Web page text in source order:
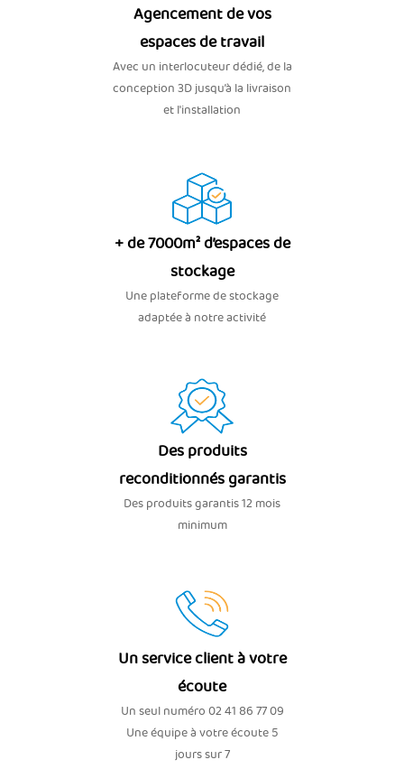
Agencement de vos
espaces de travail
Avec un interlocuteur dédié, de la
conception 3D jusqu’à la livraison
et l'installation
+ de 7000m² d’espaces de
stockage
Une plateforme de stockage
adaptée à notre activité
Des produits
reconditionnés garantis
Des produits garantis 12 mois
minimum
Un service client à votre
écoute
Un seul numéro 02 41 86 77 09
Une équipe à votre écoute 5
jours sur 7